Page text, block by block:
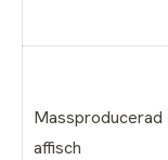
Massproducerad
affisch